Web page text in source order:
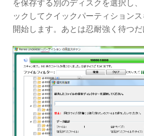
を保存する別のディスクを選択し、
ックしてクイックパーティション
開始します。あとは忍耐強く待つだ